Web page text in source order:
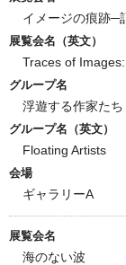
イメージの痕跡─
展覧会名（英文）
Traces of
グループ名
浮遊する作家たち
グループ名（英文）
Floating Artists
会場
ギャラリーA
展覧会名
海のない波